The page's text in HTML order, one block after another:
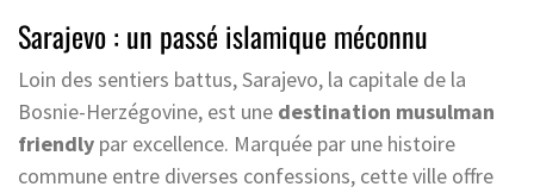
Sarajevo : un passé islamique méconnu
Loin des sentiers battus, Sarajevo, la capitale de la
Bosnie-Herzégovine, est une destination musulman
friendly par excellence. Marquée par une histoire
commune entre diverses confessions, cette ville offre